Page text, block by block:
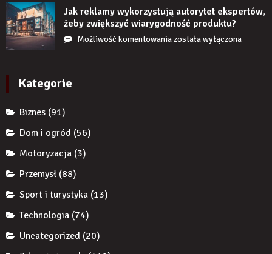
czas
nie
uzupełnię
braku
JDG
chroni
przedsiębiorcę
Jak reklamy wykorzystują autorytet ekspertów,
żeby zwiększyć wiarygodność produktu?
Możliwość komentowaniaJak
została wyłączona
Kategorie
Biznes (91)
Dom i ogród (56)
Motoryzacja (3)
Przemysł (88)
Sport i turystyka (13)
Technologia (74)
Uncategorized (20)